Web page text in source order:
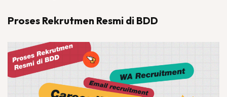
Proses Rekrutmen Resmi di BDD